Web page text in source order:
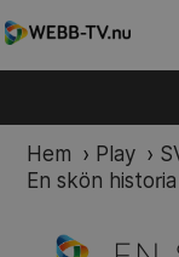
Hem › Play ›
En skön historia